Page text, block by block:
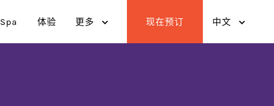
Spa 体验 更多 现在预订 中文